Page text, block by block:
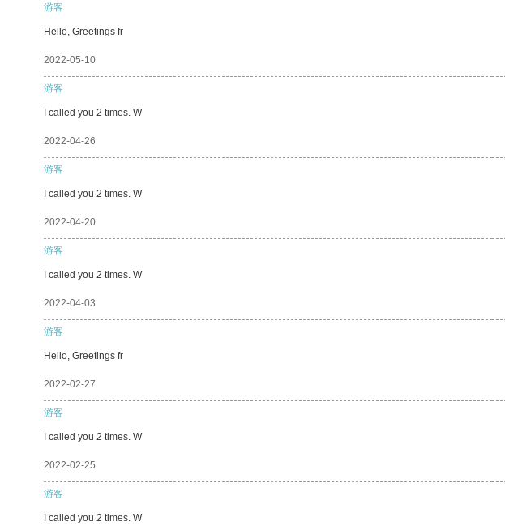
游客
Hello, Greetings fr
2022-05-10
游客
I called you 2 times. W
2022-04-26
游客
I called you 2 times. W
2022-04-20
游客
I called you 2 times. W
2022-04-03
游客
Hello, Greetings fr
2022-02-27
游客
I called you 2 times. W
2022-02-25
游客
I called you 2 times. W